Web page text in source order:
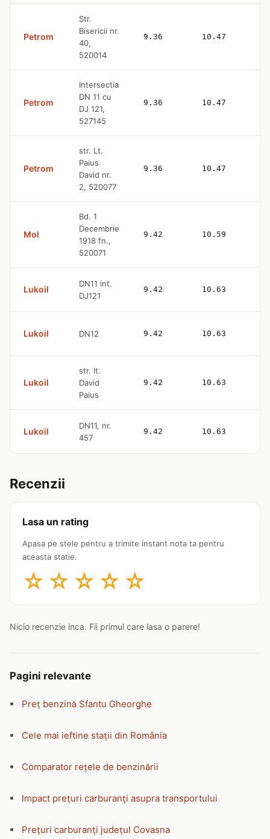
Petrom
Str.
Bisericii nr.
40,
520014
9.36 10.47
Petrom
Intersectia
DN 11 cu
DJ 121,
527145
9.36 10.47
Petrom
str. Lt.
Paius
David nr.
2, 520077
9.36 10.47
Mol
Bd. 1
Decembrie
1918 fn.,
520071
9.42 10.59
Lukoil
DN11 int.
DJ121
9.42 10.63
Lukoil DN12 9.42 10.63
Lukoil
str. lt.
David
Paius
9.42 10.63
Lukoil
DN11, nr.
457
9.42 10.63
Recenzii
Lasa un rating
Apasa pe stele pentru a trimite instant nota ta pentru
aceasta statie.
☆ ☆ ☆ ☆ ☆
Nicio recenzie inca. Fii primul care lasa o parere!
Pagini relevante
Preț benzină Sfantu Gheorghe
Cele mai ieftine stații din România
Comparator rețele de benzinării
Impact prețuri carburanți asupra transportului
Prețuri carburanți județul Covasna